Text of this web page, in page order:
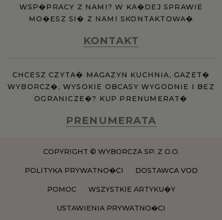
WSP�PRACY Z NAMI? W KA�DEJ SPRAWIE
MO�ESZ SI� Z NAMI SKONTAKTOWA�
KONTAKT
CHCESZ CZYTA� MAGAZYN KUCHNIA, GAZET�
WYBORCZ�, WYSOKIE OBCASY WYGODNIE I BEZ
OGRANICZE�? KUP PRENUMERAT�
PRENUMERATA
COPYRIGHT © WYBORCZA SP. Z O.O.
POLITYKA PRYWATNO�CI DOSTAWCA VOD
POMOC WSZYSTKIE ARTYKU�Y
USTAWIENIA PRYWATNO�CI